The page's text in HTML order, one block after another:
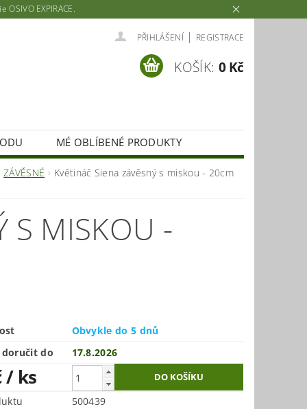
EXPIRACE.
PŘIHLÁŠENÍ | REGISTRACE
KOŠÍK: 0 Kč
MÉ OBLÍBENÉ PRODUKTY
ZÁVĚSNÉ Květináč Siena závěsný s miskou - 20cm
S MISKOU -
Obvykle do 5 dnů
doručit do
17.8.2026
/ ks
500439